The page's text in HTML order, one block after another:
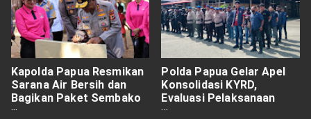
Kapolda Papua Resmikan
Sarana Air Bersih dan
Bagikan Paket Sembako
untuk Warga Kampung
Polda Papua Gelar Apel
Konsolidasi KYRD,
Evaluasi Pelaksanaan
Tugas dan Perkuat